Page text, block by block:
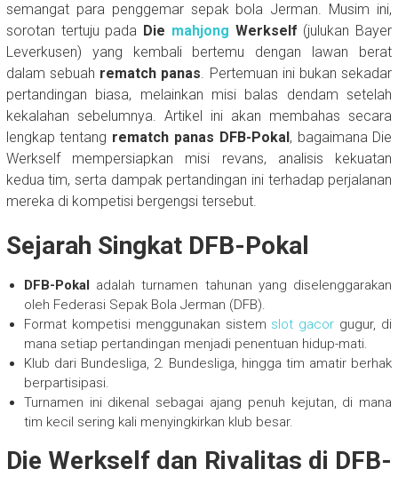
semangat para penggemar sepak bola Jerman. Musim ini,
sorotan tertuju pada Die mahjong Werkself (julukan Bayer
Leverkusen) yang kembali bertemu dengan lawan berat
dalam sebuah rematch panas. Pertemuan ini bukan sekadar
pertandingan biasa, melainkan misi balas dendam setelah
kekalahan sebelumnya. Artikel ini akan membahas secara
lengkap tentang rematch panas DFB-Pokal , bagaimana Die
Werkself mempersiapkan misi revans, analisis kekuatan
kedua tim, serta dampak pertandingan ini terhadap perjalanan
mereka di kompetisi bergengsi tersebut.
Sejarah Singkat DFB-Pokal
DFB-Pokal
adalah turnamen tahunan yang diselenggarakan
oleh Federasi Sepak Bola Jerman (DFB).
Format kompetisi menggunakan sistem slot gacor gugur, di
mana setiap pertandingan menjadi penentuan hidup-mati.
Klub dari Bundesliga, 2. Bundesliga, hingga tim amatir berhak
berpartisipasi.
Turnamen ini dikenal sebagai ajang penuh kejutan, di mana
tim kecil sering kali menyingkirkan klub besar.
Die Werkself dan Rivalitas di DFB-